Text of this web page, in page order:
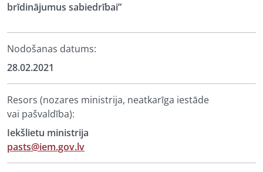
brīdinājumus sabiedrībai”
Nodošanas datums:
28.02.2021
Resors (nozares ministrija, neatkarīga iestāde
vai pašvaldība):
Iekšlietu ministrija
pasts@iem.gov.lv